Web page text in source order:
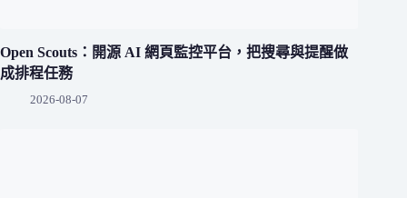
Open Scouts：開源 AI 網頁監控平台，把搜尋與提醒做
成排程任務
2026-08-07